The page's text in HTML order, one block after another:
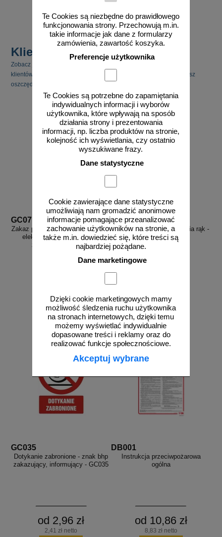
Te Cookies są niezbędne do prawidłowego
funkcjonowania strony. Przechowują m.in.
takie informacje jak dane z formularzy
zamówienia, zawartość koszyka.
Preferencje użytkownika
Te Cookies są potrzebne do zapamiętania
indywidualnych informacji i wyborów
użytkownika, które wpływają na sposób
działania strony i prezentowania
informacji, np. liczba produktów na stronie,
kolejność ich wyświetlania, czy ostatnio
wyszukiwane frazy.
Dane statystyczne
Cookie zawierające dane statystyczne
umożliwiają nam gromadzić anonimowe
informacje pomagające przeanalizować
zachowanie użytkowników na stronie, a
także m.in. dowiedzieć się, które treści są
najbardziej pożądane.
Dane marketingowe
Dzięki cookie marketingowych mamy
możliwość śledzenia ruchu użytkownika
na stronach internetowych, dzięki temu
możemy wyświetlać indywidualnie
dopasowane treści i reklamy oraz do
realizować funkcje społecznościowe.
Akceptuj wybrane
Klienci kupili również
Zobacz jakie inne produkty cieszyły się zainteresowaniem naszych
klientów. Pamiętaj, że kupując kilka produktów jednocześnie możesz
oszczędzić na kosztach transportu.
GC071
Zakaz palenia tytoniu i papierosów
elektronicznych - znak bhp
zakazujący - GC071
2,41 zł netto
do koszyka
IAT15a
Ilustrowana instrukcja mycia rąk -
skrócona - IAT15a
5,68 zł netto
do koszyka
GC035
Dotykanie zabronione - znak bhp
zakazujący, informujący - GC035
od 2,96 zł
2,41 zł netto
DB001
Instrukcja przeciwpożarowa
ogólna
od 10,86 zł
8,83 zł netto